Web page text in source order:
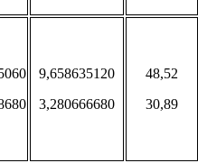
9,658635120
3,280666680
48,52
30,89